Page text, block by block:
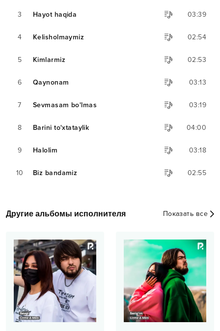
3 Hayot haqida 03:39
4 Kelisholmaymiz 02:54
5 Kimlarmiz 02:53
6 Qaynonam 03:13
7 Sevmasam bo'lmas 03:19
8 Barini to'xtataylik 04:00
9 Halolim 03:18
10 Biz bandamiz 02:55
Другие альбомы исполнителя Показать все